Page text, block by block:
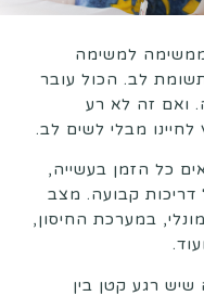
ממשימה למשימה
לב. הכול עובר
ואם זה לא רע
מבלי לשים לב.
כל הזמן בעשייה,
דריכות קבועה. מצב
במערכת החיסון,
שיש רגע קטן בין